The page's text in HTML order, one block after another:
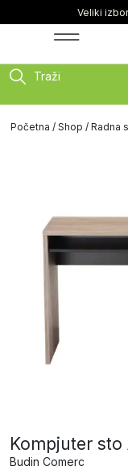
Veliki
Traži
Početna / Shop / Radna
Kompjuter sto
Budin Comerc